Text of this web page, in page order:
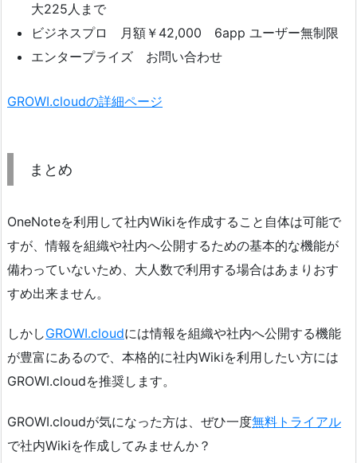
大225人まで
ビジネスプロ 月額￥42,000 6app ユーザー無制限
エンタープライズ お問い合わせ
GROWI.cloudの詳細ページ
まとめ
OneNoteを利用して社内Wikiを作成すること自体は可能で
すが、情報を組織や社内へ公開するための基本的な機能が
備わっていないため、大人数で利用する場合はあまりおす
すめ出来ません。
しかしGROWI.cloudには情報を組織や社内へ公開する機能
が豊富にあるので、本格的に社内Wikiを利用したい方には
GROWI.cloudを推奨します。
GROWI.cloudが気になった方は、ぜひ一度無料トライアル
で社内Wikiを作成してみませんか？